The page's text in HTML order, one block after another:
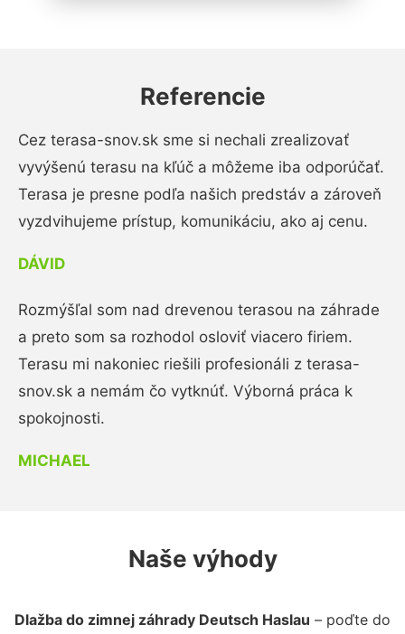
Referencie
Cez terasa-snov.sk sme si nechali zrealizovať
vyvýšenú terasu na kľúč a môžeme iba odporúčať.
Terasa je presne podľa našich predstáv a zároveň
vyzdvihujeme prístup, komunikáciu, ako aj cenu.
DÁVID
Rozmýšľal som nad drevenou terasou na záhrade
a preto som sa rozhodol osloviť viacero firiem.
Terasu mi nakoniec riešili profesionáli z terasa-
snov.sk a nemám čo vytknúť. Výborná práca k
spokojnosti.
MICHAEL
Naše výhody
Dlažba do zimnej záhrady Deutsch Haslau – poďte do